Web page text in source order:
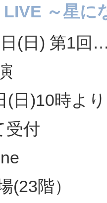
～星に
(日) 第1回
(日)10時よ
受付
(23階）